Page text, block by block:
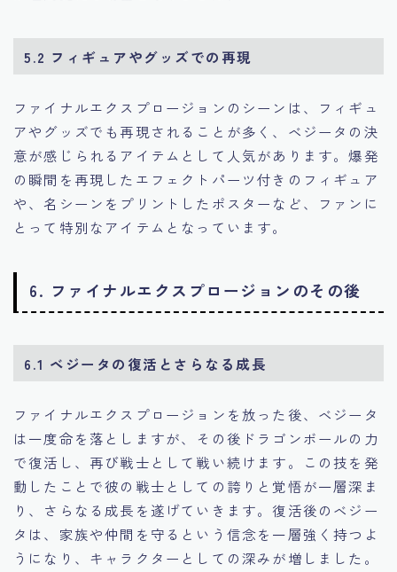
5.2 フィギュアやグッズでの再現
ファイナルエクスプロージョンのシーンは、フィギュ
アやグッズでも再現されることが多く、ベジータの決
意が感じられるアイテムとして人気があります。爆発
の瞬間を再現したエフェクトパーツ付きのフィギュア
や、名シーンをプリントしたポスターなど、ファンに
とって特別なアイテムとなっています。
6. ファイナルエクスプロージョンのその後
6.1 ベジータの復活とさらなる成長
ファイナルエクスプロージョンを放った後、ベジータ
は一度命を落としますが、その後ドラゴンボールの力
で復活し、再び戦士として戦い続けます。この技を発
動したことで彼の戦士としての誇りと覚悟が一層深ま
り、さらなる成長を遂げていきます。復活後のベジー
タは、家族や仲間を守るという信念を一層強く持つよ
うになり、キャラクターとしての深みが増しました。